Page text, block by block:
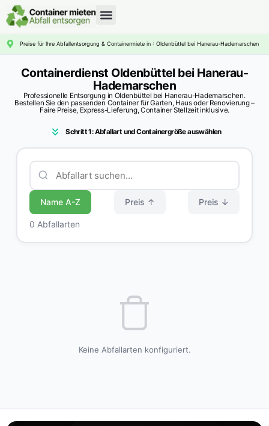
Preise für Ihre Abfallentsorgung & Containermiete in : Oldenbüttel bei Hanerau-Hademarschen
Containerdienst Oldenbüttel bei Hanerau-
Hademarschen
Professionelle Entsorgung in Oldenbüttel bei Hanerau-Hademarschen.
Bestellen Sie den passenden Container für Garten, Haus oder Renovierung –
Faire Preise, Express-Lieferung, Container Stellzeit inklusive.
Schritt 1: Abfallart und Containergröße auswählen
Name A-Z Preis ↑ Preis ↓
0 Abfallarten
Keine Abfallarten konfiguriert.